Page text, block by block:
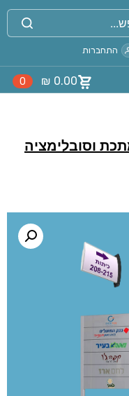
התחברות
₪ 0.00
0
וסובלימציה